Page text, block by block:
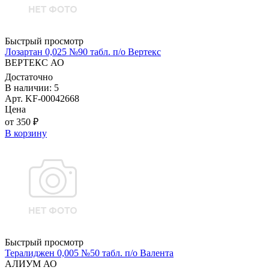
Быстрый просмотр
Лозартан 0,025 №90 табл. п/о Вертекс
ВЕРТЕКС АО
Достаточно
В наличии: 5
Арт. KF-00042668
Цена
от 350 ₽
В корзину
Быстрый просмотр
Тералиджен 0,005 №50 табл. п/о Валента
АЛИУМ АО